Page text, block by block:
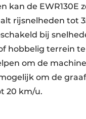
kan de
rijsnelheden tot
bij
hobbelig terrein
om de
om de
20 km/u.